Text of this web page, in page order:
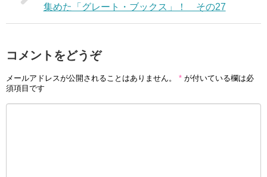
集めた「グレート・ブックス」！ その27
コメントをどうぞ
メールアドレスが公開されることはありません。 * が付いている欄は必
須項目です